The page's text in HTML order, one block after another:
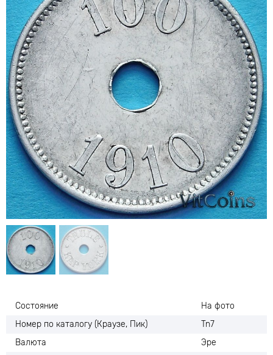
Состояние
На фото
Номер по каталогу (Краузе, Пик)
Tn7
Валюта
Эре